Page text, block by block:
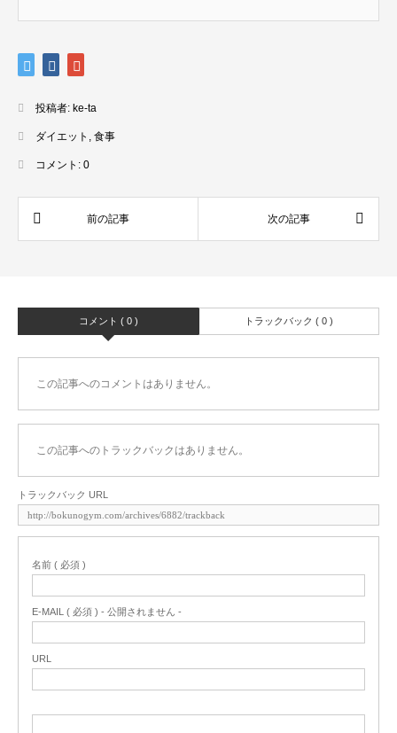
投稿者: ke-ta
ダイエット , 食事
コメント: 0
コメント ( 0 ) トラックバック ( 0 )
この記事へのコメントはありません。
この記事へのトラックバックはありません。
トラックバック URL
名前 ( 必須 )
E-MAIL ( 必須 ) - 公開されません -
URL